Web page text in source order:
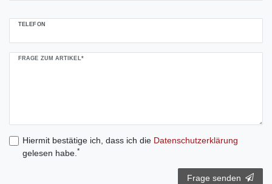
TELEFON
FRAGE ZUM ARTIKEL*
Hiermit bestätige ich, dass ich die Daten­schutz­erklärung
gelesen habe. *
Frage senden